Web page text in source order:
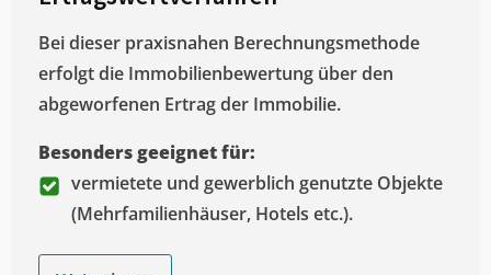
Bei dieser praxisnahen Berechnungsmethode
erfolgt die Immobilienbewertung über den
abgeworfenen Ertrag der Immobilie.
Besonders geeignet für:
vermietete und gewerblich genutzte Objekte
(Mehrfamilienhäuser, Hotels etc.).